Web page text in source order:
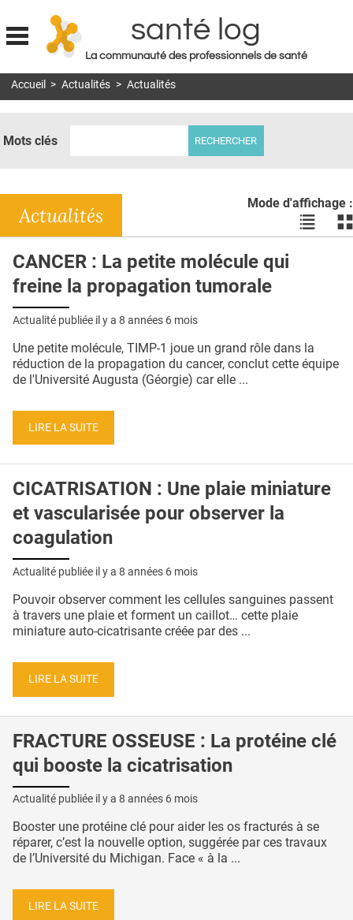
Jump to navigation
santé log
La communauté des professionnels de santé
MON COMPTE
DOSSIERS
RÉSEAUX
E-REVUE SAD
QUI SOMMES-NOUS ?
CONDITIONS GÉNÉRALES
CRÉDITS
Accueil > Actualités > Actualités
Mots clés
Mode d'affichage :
Voir
les
les
Actualités
CANCER : La petite molécule qui
freine la propagation tumorale
Actualité publiée il y a 8 années 6 mois
Une petite molécule, TIMP-1 joue un grand rôle dans la
réduction de la propagation du cancer, conclut cette équipe
de l'Université Augusta (Géorgie) car elle ...
LIRE LA SUITE
CICATRISATION : Une plaie miniature
et vascularisée pour observer la
coagulation
Actualité publiée il y a 8 années 6 mois
Pouvoir observer comment les cellules sanguines passent
à travers une plaie et forment un caillot… cette plaie
miniature auto-cicatrisante créée par des ...
LIRE LA SUITE
FRACTURE OSSEUSE : La protéine clé
qui booste la cicatrisation
Actualité publiée il y a 8 années 6 mois
Booster une protéine clé pour aider les os fracturés à se
réparer, c’est la nouvelle option, suggérée par ces travaux
de l’Université du Michigan. Face « à la ...
LIRE LA SUITE